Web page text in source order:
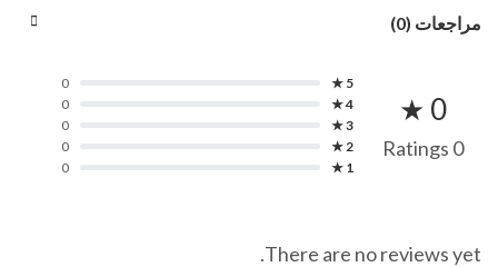
مراجعات (0)
0 ★
0 Ratings
5 ★
0
4 ★
0
3 ★
0
2 ★
0
1 ★
0
There are no reviews yet.